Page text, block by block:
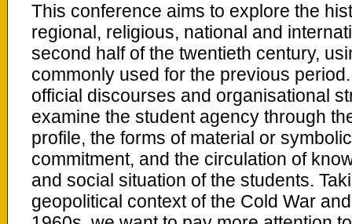
This conference aims to explore the
regional, religious, national and
second half of the twentieth century,
commonly used for the previous
official discourses and organisational
examine the student agency through
profile, the forms of material or
commitment, and the circulation of
and social situation of the students.
geopolitical context of the Cold War